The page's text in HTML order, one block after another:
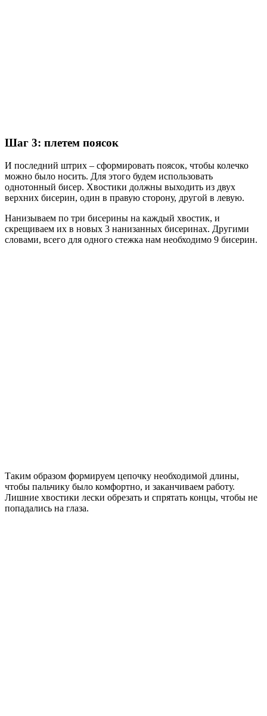
Шаг 3: плетем поясок
И последний штрих – сформировать поясок, чтобы колечко
можно было носить. Для этого будем использовать
однотонный бисер. Хвостики должны выходить из двух
верхних бисерин, один в правую сторону, другой в левую.
Нанизываем по три бисерины на каждый хвостик, и
скрещиваем их в новых 3 нанизанных бисеринах. Другими
словами, всего для одного стежка нам необходимо 9 бисерин.
Таким образом формируем цепочку необходимой длины,
чтобы пальчику было комфортно, и заканчиваем работу.
Лишние хвостики лески обрезать и спрятать концы, чтобы не
попадались на глаза.